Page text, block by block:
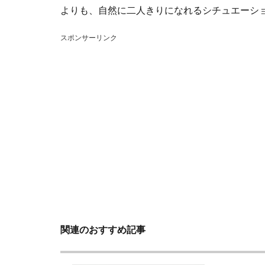
よりも、自然に二人きりになれるシチュエーシ
スポンサーリンク
関連のおすすめ記事